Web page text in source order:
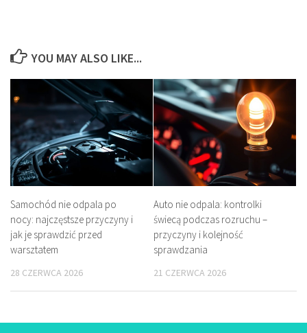
YOU MAY ALSO LIKE...
Samochód nie odpala po
nocy: najczęstsze przyczyny i
jak je sprawdzić przed
warsztatem
28 CZERWCA 2026
Auto nie odpala: kontrolki
świecą podczas rozruchu –
przyczyny i kolejność
sprawdzania
21 CZERWCA 2026